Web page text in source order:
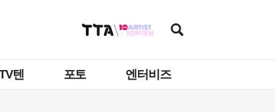
텐 포토 엔터비즈